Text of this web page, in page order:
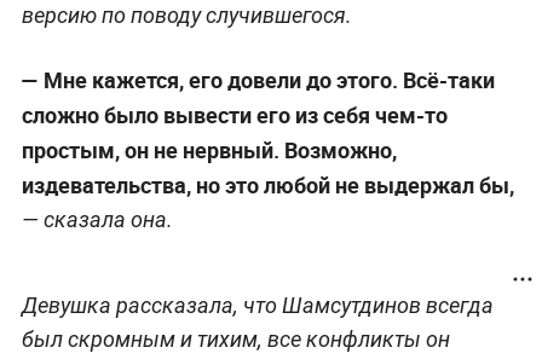
версию по поводу случившегося.
— Мне кажется, его довели до этого. Всё-таки
сложно было вывести его из себя чем-то
простым, он не нервный. Возможно,
издевательства, но это любой не выдержал бы,
— сказала она.
Девушка рассказала, что Шамсутдинов всегда
был скромным и тихим, все конфликты он